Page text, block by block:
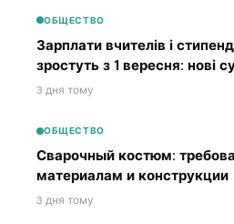
ОБЩЕСТВО
Зарплати вчителів і
зростуть з 1 вересня: нові
3 дня тому
ОБЩЕСТВО
Сварочный костюм:
материалам и конструкции
3 дня тому